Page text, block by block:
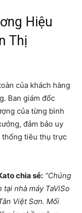
Hiệu
Thị
của khách hàng
Ban giám đốc
của từng bình
đảm bảo uy
tiêu thụ trực
chia sẻ: “Chúng
nhà máy TaViSo
Việt Sơn. Mối